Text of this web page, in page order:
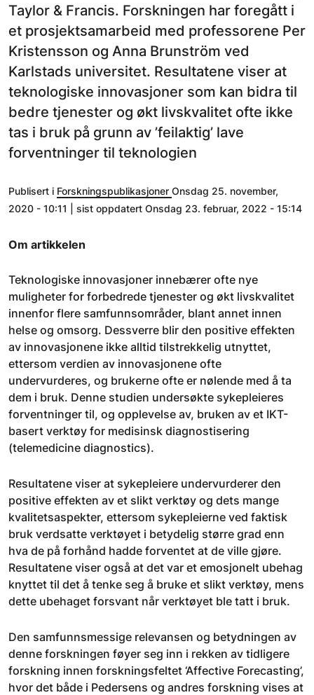
Taylor & Francis. Forskningen har foregått i
et prosjektsamarbeid med professorene Per
Kristensson og Anna Brunström ved
Karlstads universitet. Resultatene viser at
teknologiske innovasjoner som kan bidra til
bedre tjenester og økt livskvalitet ofte ikke
tas i bruk på grunn av ’feilaktig’ lave
forventninger til teknologien
Publisert i Forskningspublikasjoner Onsdag 25. november,
2020 - 10:11 | sist oppdatert Onsdag 23. februar, 2022 - 15:14
Om artikkelen
Teknologiske innovasjoner innebærer ofte nye
muligheter for forbedrede tjenester og økt livskvalitet
innenfor flere samfunnsområder, blant annet innen
helse og omsorg. Dessverre blir den positive effekten
av innovasjonene ikke alltid tilstrekkelig utnyttet,
ettersom verdien av innovasjonene ofte
undervurderes, og brukerne ofte er nølende med å ta
dem i bruk. Denne studien undersøkte sykepleieres
forventninger til, og opplevelse av, bruken av et IKT-
basert verktøy for medisinsk diagnostisering
(telemedicine diagnostics).
Resultatene viser at sykepleiere undervurderer den
positive effekten av et slikt verktøy og dets mange
kvalitetsaspekter, ettersom sykepleierne ved faktisk
bruk verdsatte verktøyet i betydelig større grad enn
hva de på forhånd hadde forventet at de ville gjøre.
Resultatene viser også at det var et emosjonelt ubehag
knyttet til det å tenke seg å bruke et slikt verktøy, mens
dette ubehaget forsvant når verktøyet ble tatt i bruk.
Den samfunnsmessige relevansen og betydningen av
denne forskningen føyer seg inn i rekken av tidligere
forskning innen forskningsfeltet ‘Affective Forecasting’,
hvor det både i Pedersens og andres forskning vises at